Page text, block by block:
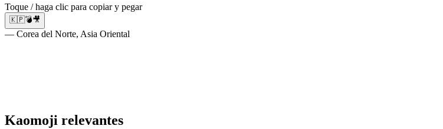
Toque / haga clic para copiar y pegar
🇰🇵💣🎥
— Corea del Norte, Asia Oriental
Kaomoji relevantes